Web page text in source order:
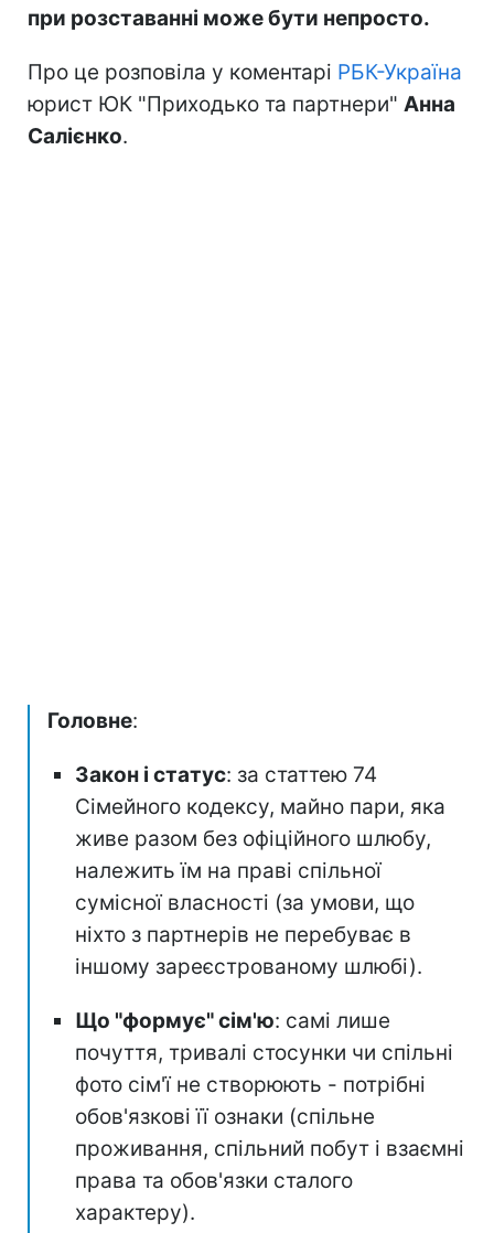
при розставанні може бути непросто.
Про це розповіла у коментарі РБК-Україна
юрист ЮК "Приходько та партнери" Анна
Салієнко.
Головне:
Закон і статус: за статтею 74
Сімейного кодексу, майно пари, яка
живе разом без офіційного шлюбу,
належить їм на праві спільної
сумісної власності (за умови, що
ніхто з партнерів не перебуває в
іншому зареєстрованому шлюбі).
Що "формує" сім'ю: самі лише
почуття, тривалі стосунки чи спільні
фото сім'ї не створюють - потрібні
обов'язкові її ознаки (спільне
проживання, спільний побут і взаємні
права та обов'язки сталого
характеру).